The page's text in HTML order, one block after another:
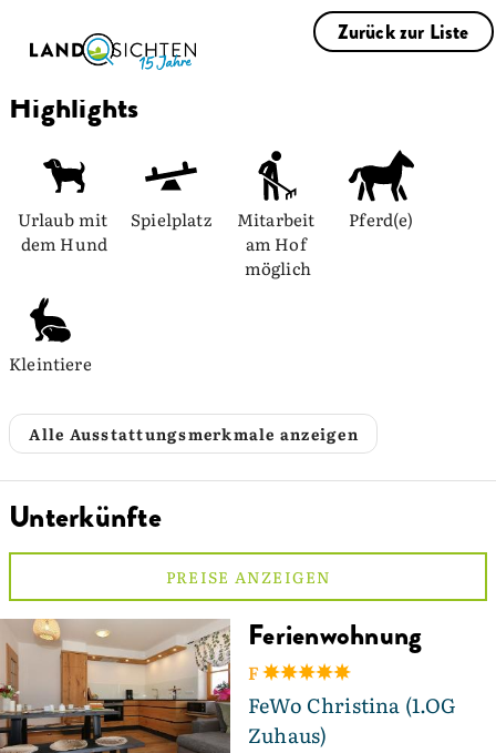
Zurück zur Liste
Highlights
Urlaub mit
dem Hund
Spielplatz
Mitarbeit
am Hof
möglich
Pferd(e)
Kleintiere
Alle Ausstattungsmerkmale anzeigen
Unterkünfte
PREISE ANZEIGEN
Ferienwohnung
F
FeWo Christina (1.OG
Zuhaus)